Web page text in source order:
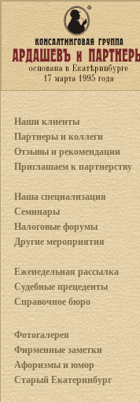
Наши клиенты
Партнеры и коллеги
Отзывы и рекомендации
Приглашаем к партнерству
Наша специализация
Семинары
Налоговые форумы
Другие мероприятия
Еженедельная рассылка
Судебные прецеденты
Справочное бюро
Фотогалерея
Фирменные заметки
Афоризмы и юмор
Старый Екатеринбург